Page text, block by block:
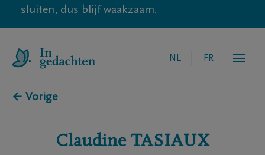
sluiten, dus blijf waakzaam.
NL FR
← Vorige
Claudine TASIAUX